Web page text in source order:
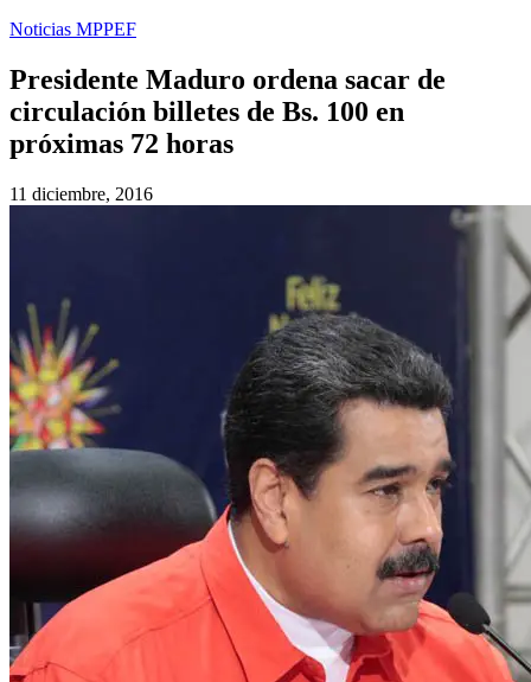
Noticias MPPEF
Presidente Maduro ordena sacar de
circulación billetes de Bs. 100 en
próximas 72 horas
11 diciembre, 2016